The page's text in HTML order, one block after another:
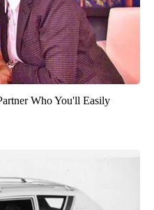
Who You'll Easily